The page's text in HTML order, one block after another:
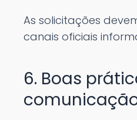
As solicitações
canais oficiais
6. Boas